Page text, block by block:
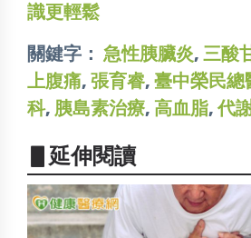
識更輕鬆
關鍵字： 急性胰臟炎, 三酸
上腹痛, 張育睿, 臺中榮民總
科, 胰島素治療, 高血脂,代
▋延伸閱讀